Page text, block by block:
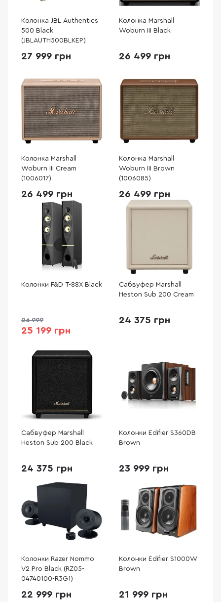
Колонка JBL Authentics
500 Black
(JBLAUTH500BLKEP)
27 999 грн
Колонка Marshall
Woburn III Black
26 499 грн
Колонка Marshall
Woburn III Cream
(1006017)
26 499 грн
Колонка Marshall
Woburn III Brown
(1006085)
26 499 грн
Колонки F&D T-88X Black
26 999
25 199 грн
Сабвуфер Marshall
Heston Sub 200 Cream
24 375 грн
Сабвуфер Marshall
Heston Sub 200 Black
24 375 грн
Колонки Edifier S360DB
Brown
23 999 грн
Колонки Razer Nommo
V2 Pro Black (RZ05-
04740100-R3G1)
22 999 грн
Колонки Edifier S1000W
Brown
21 999 грн